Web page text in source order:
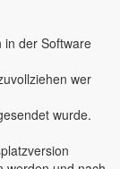
in der Software
wer
wurde.